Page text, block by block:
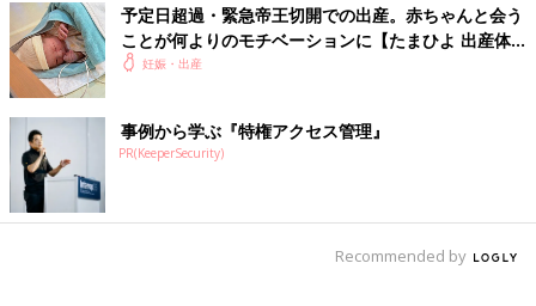
予定日超過・緊急帝王切開での出産。赤ちゃんと会う
ことが何よりのモチベーションに【たまひよ 出産体
験談】妊娠・出産
事例から学ぶ『特権アクセス管理』
PR(KeeperSecurity)
Recommended by